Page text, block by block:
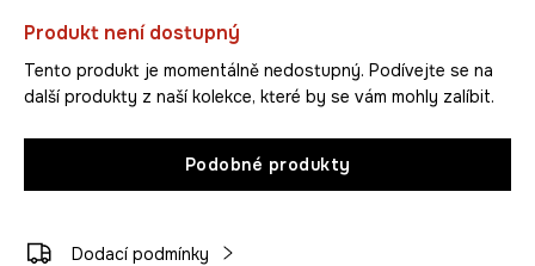
Produkt není dostupný
Tento produkt je momentálně nedostupný. Podívejte se na
další produkty z naší kolekce, které by se vám mohly zalíbit.
Podobné produkty
Dodací podmínky